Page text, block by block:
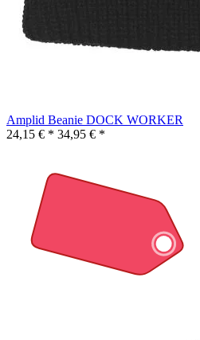
Amplid Beanie DOCK WORKER
24,15 € * 34,95 € *